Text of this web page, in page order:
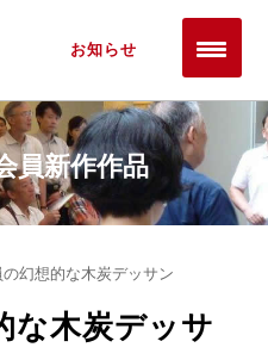
お知らせ
員新作作品
幻想的な木炭デッサン
な木炭デッサ